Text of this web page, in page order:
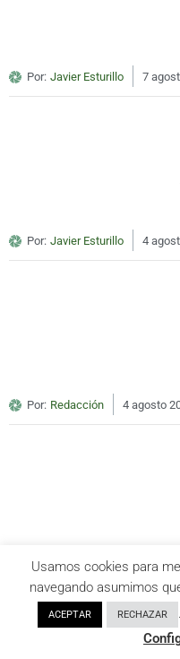
Por: Javier Esturillo 7
Por: Javier Esturillo 4
Por: Redacción 4 agosto
Por: Javier Esturillo 4
Usamos cookies para
navegando asumimos
ACEPTAR RECHAZAR